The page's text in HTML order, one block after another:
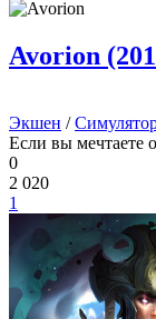
Avorion
Экшен /
Если вы мечтаете
0
2 020
1